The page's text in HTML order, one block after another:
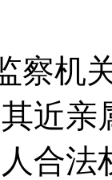
察机
近亲
合